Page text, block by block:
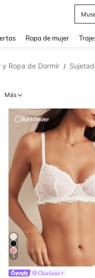
Ropa de mujer
y Ropa de Dormir /
Más
5
Charlaine
#1 Más vendidos